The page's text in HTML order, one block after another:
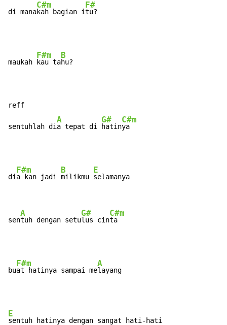
di mana
C#m
kah bagian i
F#
tu?
maukah
F#m
kau ta
B
hu?
reff
sentuhlah di
A
a tepat di
G#
hatin
C#m
ya
di
F#m
a kan jadi
B
milikmu
E
selamanya
sen
A
tuh dengan setu
G#
lus cin
C#m
ta
bu
F#m
at hatinya sampai me
A
E
sentuh hatinya dengan sangat hati-hati